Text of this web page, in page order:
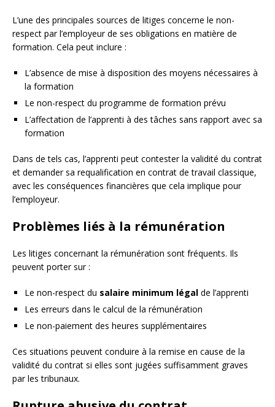
L’une des principales sources de litiges concerne le non-
respect par l’employeur de ses obligations en matière de
formation. Cela peut inclure :
L’absence de mise à disposition des moyens nécessaires à
la formation
Le non-respect du programme de formation prévu
L’affectation de l’apprenti à des tâches sans rapport avec sa
formation
Dans de tels cas, l’apprenti peut contester la validité du contrat
et demander sa requalification en contrat de travail classique,
avec les conséquences financières que cela implique pour
l’employeur.
Problèmes liés à la rémunération
Les litiges concernant la rémunération sont fréquents. Ils
peuvent porter sur :
Le non-respect du salaire minimum légal de l’apprenti
Les erreurs dans le calcul de la rémunération
Le non-paiement des heures supplémentaires
Ces situations peuvent conduire à la remise en cause de la
validité du contrat si elles sont jugées suffisamment graves
par les tribunaux.